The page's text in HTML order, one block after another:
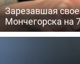
Зарезавшая
Мончегорска на